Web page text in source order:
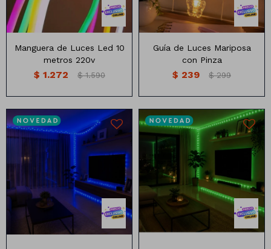
Manguera de Luces Led 10
metros 220v
$ 1.272 $ 1.590
Guía de Luces Mariposa
con Pinza
$ 239 $ 299
10 metros 10 metros
Manteles
Brillosa
Cuadradas
Soportes